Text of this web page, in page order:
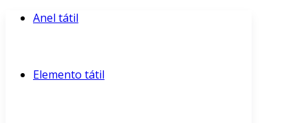
Anel tátil
Elemento tátil